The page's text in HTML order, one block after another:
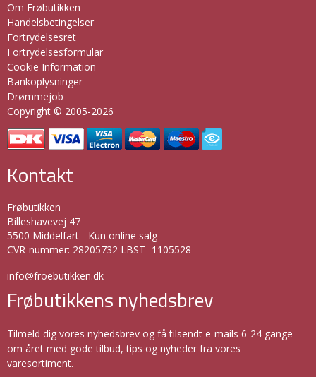
Om Frøbutikken
Handelsbetingelser
Fortrydelsesret
Fortrydelsesformular
Cookie Information
Bankoplysninger
Drømmejob
Copyright © 2005-2026
Kontakt
Frøbutikken
Billeshavevej 47
5500 Middelfart - Kun online salg
CVR-nummer: 28205732 LBST- 1105528
info@froebutikken.dk
Frøbutikkens nyhedsbrev
Tilmeld dig vores nyhedsbrev og få tilsendt e-mails 6-24 gange
om året med gode tilbud, tips og nyheder fra vores
varesortiment.